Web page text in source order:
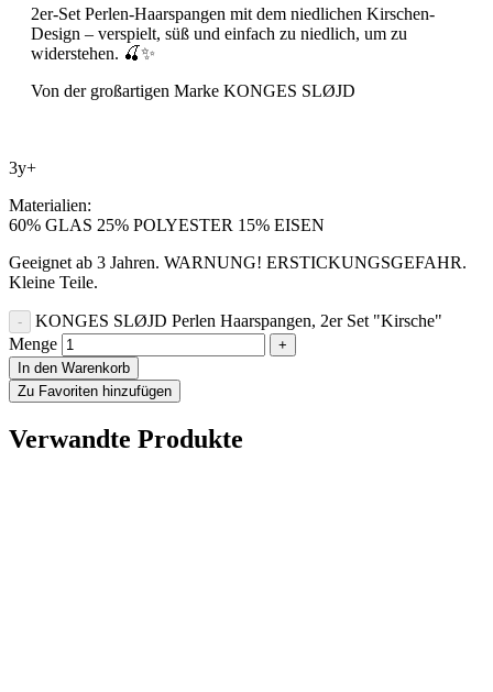
2er-Set Perlen-Haarspangen mit dem niedlichen Kirschen-
Design – verspielt, süß und einfach zu niedlich, um zu
widerstehen. 🍒✨
Von der großartigen Marke KONGES SLØJD
3y+
Materialien:
60% GLAS 25% POLYESTER 15% EISEN
Geeignet ab 3 Jahren. WARNUNG! ERSTICKUNGSGEFAHR.
Kleine Teile.
KONGES SLØJD Perlen Haarspangen, 2er Set "Kirsche"
Menge
In den Warenkorb
Zu Favoriten hinzufügen
Verwandte Produkte